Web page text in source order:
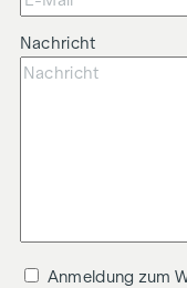
Nachricht
Anmeldung zum